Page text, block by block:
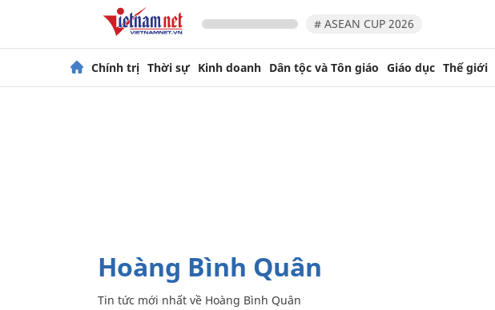
# ASEAN CUP 2026
Chính trị Thời sự Kinh doanh Dân tộc và Tôn giáo Giáo dục Thế giới
Hoàng Bình Quân
Tin tức mới nhất về Hoàng Bình Quân